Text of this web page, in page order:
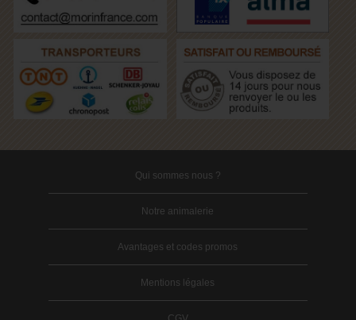
Qui sommes nous ?
Notre animalerie
Avantages et codes promos
Mentions légales